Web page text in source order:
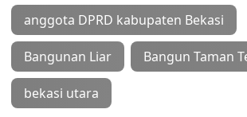
anggota DPRD kabupaten Bekasi
Bangunan Liar Bangun Taman
bekasi utara